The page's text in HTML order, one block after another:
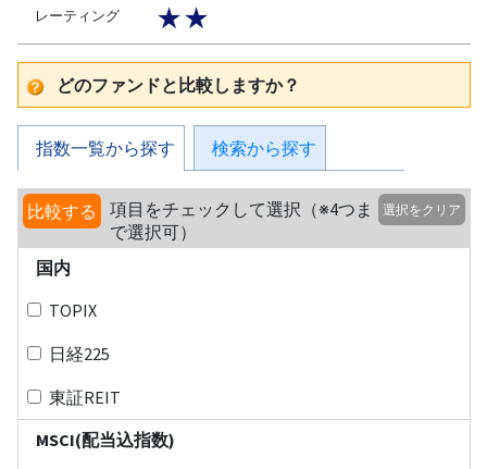
レーティング ★★
どのファンドと比較しますか？
指数一覧から探す 検索から探す
比較する
項目をチェックして選択（※4つま
で選択可）
選択をクリア
国内
TOPIX
日経225
東証REIT
MSCI(配当込指数)